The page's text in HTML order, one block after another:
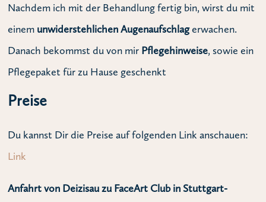
Nachdem ich mit der Behandlung fertig bin, wirst du mit
einem unwiderstehlichen Augenaufschlagerwachen.
Danach bekommst du von mir Pflegehinweise, sowie ein
Pflegepaket für zu Hause geschenkt
Preise
Du kannst Dir die Preise auf folgenden Link anschauen:
Link
Anfahrt von Deizisau zu FaceArt Club in Stuttgart-